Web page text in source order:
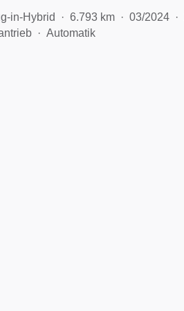
in-Hybrid 6.793 km 03/2024
Automatik